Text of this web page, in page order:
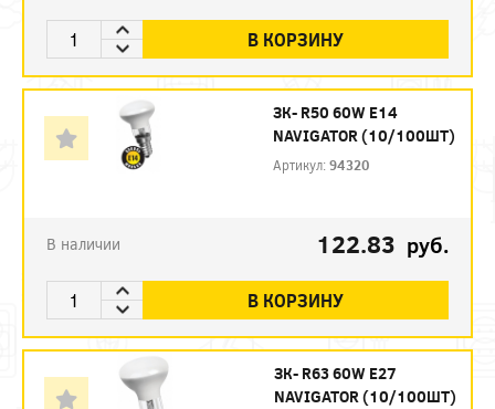
В КОРЗИНУ
ЗК- R50 60W E14
NAVIGATOR (10/100ШТ)
Артикул:94320
В наличии 122.83 руб.
В КОРЗИНУ
ЗК- R63 60W E27
NAVIGATOR (10/100ШТ)